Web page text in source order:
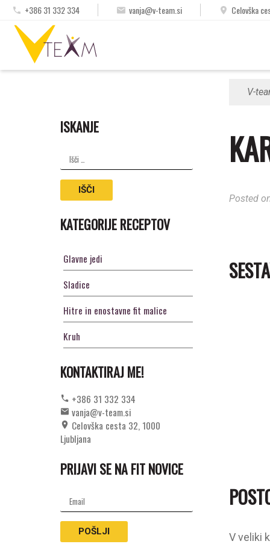
Skip
content
+386 31 332 334 vanja@v-team.si Celovška
V-
Posted
V veliki
ISKANJE
Išči:
KATEGORIJE RECEPTOV
Glavne jedi
Sladice
Hitre in enostavne fit malice
Kruh
KONTAKTIRAJ ME!
+386 31 332 334
vanja@v-team.si
Celovška cesta 32, 1000
Ljubljana
PRIJAVI SE NA FIT NOVICE